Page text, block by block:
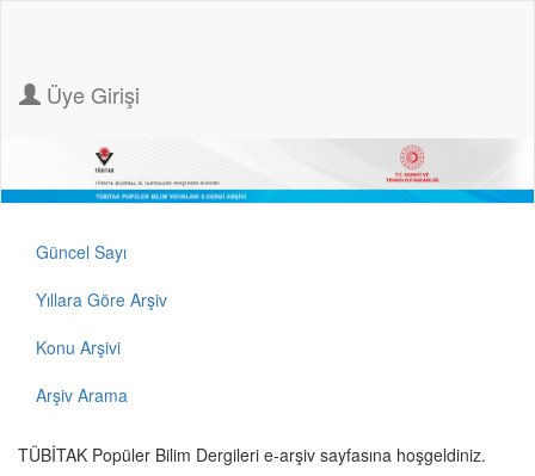
Üye Girişi
Güncel Sayı
Yıllara Göre Arşiv
Konu Arşivi
Arşiv Arama
TÜBİTAK Popüler Bilim Dergileri e-arşiv sayfasına hoşgeldiniz.